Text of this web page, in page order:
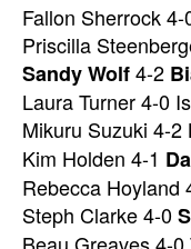
Fallon Sherrock
Priscilla
Sandy Wolf4-2
Laura Turner 4-0
Mikuru Suzuki 4-2
Kim Holden 4-1
Rebecca Hoyland
Steph Clarke 4-0